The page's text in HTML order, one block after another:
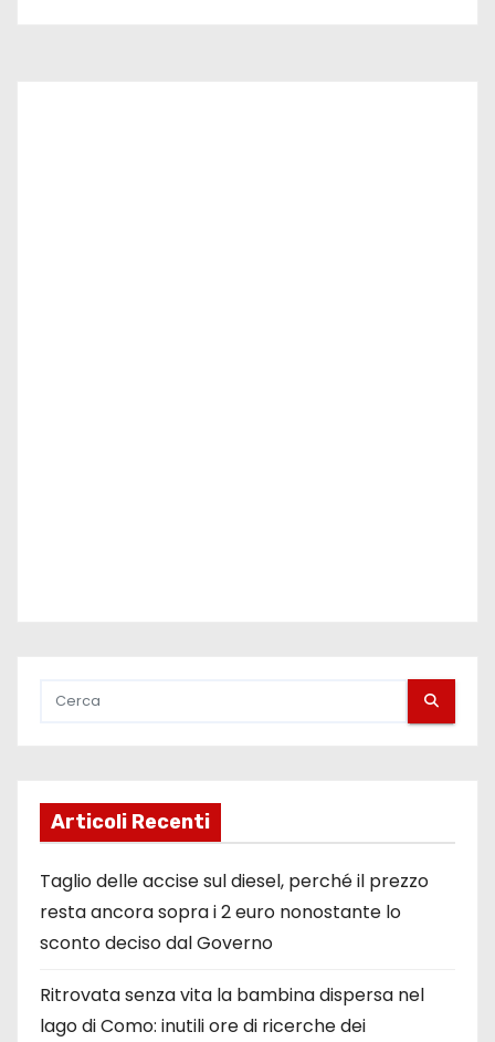
Articoli Recenti
Taglio delle accise sul diesel, perché il prezzo
resta ancora sopra i 2 euro nonostante lo
sconto deciso dal Governo
Ritrovata senza vita la bambina dispersa nel
lago di Como: inutili ore di ricerche dei